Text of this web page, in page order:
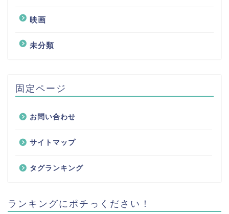
映画
未分類
固定ページ
お問い合わせ
サイトマップ
タグランキング
ランキングにポチっください！